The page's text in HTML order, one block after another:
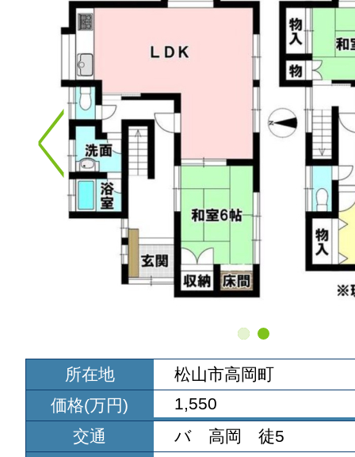
所在地
松山市高岡町
価格(万円)
1,550
交通
バ 高岡 徒5